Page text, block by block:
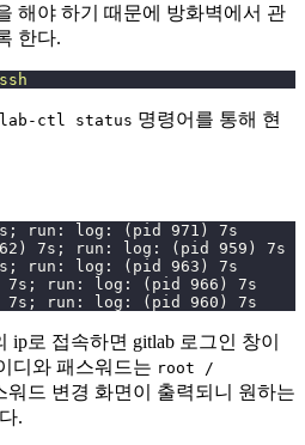
해야 하기 때문에 방화벽에서 관
한다.
ctl status 명령어를 통해 현
run: log: (pid 971) 7s
7s; run: log: (pid 959) 7s
run: log: (pid 963) 7s
7s; run: log: (pid 966) 7s
7s; run: log: (pid 960) 7s
로 접속하면 gitlab 로그인 창이
디와 패스워드는 root /
워드 변경 화면이 출력되니 원하는
.